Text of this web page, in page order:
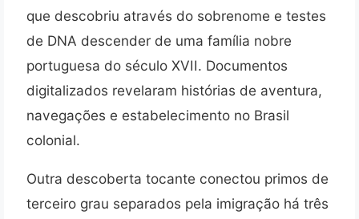
que descobriu através do sobrenome e testes
de DNA descender de uma família nobre
portuguesa do século XVII. Documentos
digitalizados revelaram histórias de aventura,
navegações e estabelecimento no Brasil
colonial.
Outra descoberta tocante conectou primos de
terceiro grau separados pela imigração há três